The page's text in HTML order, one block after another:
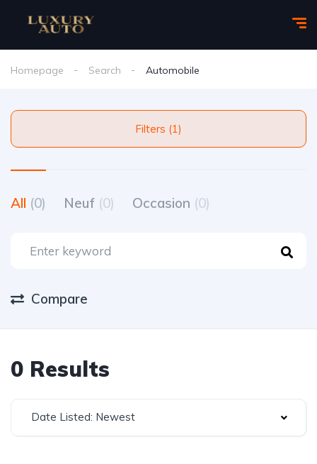
Homepage Search Automobile
Filters (1)
All (0) Neuf (0) Occasion (0)
Compare
0 Results
Date Listed: Newest